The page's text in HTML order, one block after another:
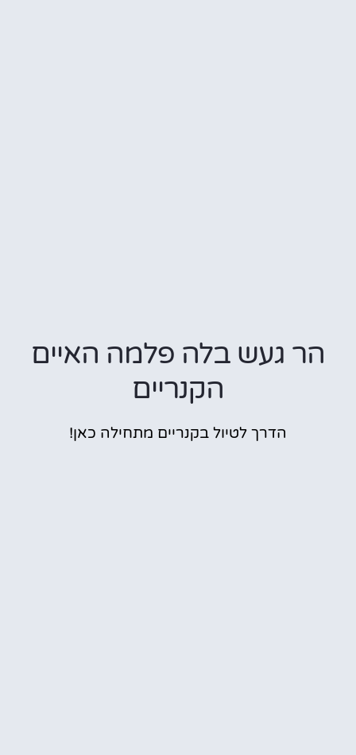
הר געש בלה פלמה האיים
הקנריים
הדרך לטיול בקנריים מתחילה כאן!